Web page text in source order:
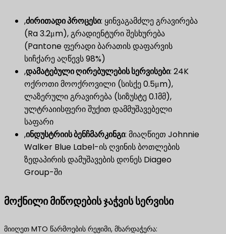
,ძირითადი პროცესი​: ყინვაგამძლე გრავირება
(Ra 3.2μm), გრადიენტური შესხურება
(Pantone ფერადი ბარათის დაფარვის
სიჩქარე აღწევს 98%)
,დამატებული ღირებულების სერვისები​: 24K
ოქროთი მოოქროვილი (სისქე 0.5μm),
ლაზერული გრავირება (სიზუსტე 0.1მმ),
ულტრაიისფერი შუქით დამმუშავებელი
საფარი
,ინდუსტრიის ბენჩმარკინგი​: მიაღწიეთ Johnnie
Walker Blue Label-ის ღვინის ბოთლების
ზედაპირის დამუშავების დონეს Diageo
Group-ში
მოქნილი მიწოდების ჯაჭვის სერვისი
მიიღეთ MTO წარმოების რეჟიმი, მხარდაჭერა: